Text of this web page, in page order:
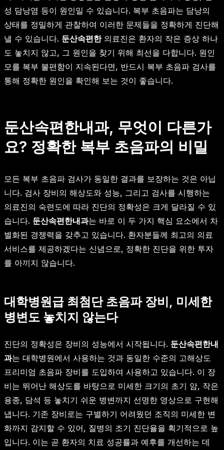
성 담낭염 등이 원인일 수 있습니다. 복부 초음파는 담낭의
상태를 정밀하게 관찰하여 이러한 문제들을 정확하게 진단해
낼 수 있습니다. 둔산속편한의료진은 환자의 작은 증상 하나
도 놓치지 않고, 그 원인을 찾기 위해 최선을 다합니다. 원인
모를 복부 불편함이 지속된다면, 반드시 복부 초음파 검사를
통해 정확한 원인을 확인해 보는 것이 좋습니다.
둔산속편한내과, 무엇이 다른가
요? 정확한 복부 초음파의 비밀
모든 복부 초음파 검사가 동일한 결과를 보장하는 것은 아닙
니다. 검사 장비의 해상도와 성능, 그리고 검사를 시행하는
의료진의 숙련도에 따라 진단의 정확성은 크게 달라질 수 있
습니다. 둔산속편한내과는 바로 이 두 가지 핵심 요소에서 차
별화된 경쟁력을 갖추고 있습니다. 환자분들께 최고의 의료
서비스를 제공하겠다는 신념으로, 정확한 진단을 위한 투자
를 아끼지 않습니다.
대학병원급 최첨단 초음파 장비, 미세한
병변도 놓치지 않는다
진단의 정확성은 장비의 성능에서 시작됩니다. 둔산속편한내
과는 대학병원에서 사용하는 것과 동일한 수준의 고해상도
프리미엄 초음파 장비를 도입하여 사용하고 있습니다. 이 장
비는 뛰어난 해상도를 바탕으로 미세한 크기의 초기 암, 작은
용종, 담석 등 놓치기 쉬운 병변까지 선명한 영상으로 구현해
냅니다. 기존 장비로는 구별하기 어려웠던 조직의 미세한 변
화까지 감지할 수 있어, 질병의 조기 진단율을 획기적으로 높
입니다. 이는 곧 환자의 치료 성공률과 예후를 개선하는 데